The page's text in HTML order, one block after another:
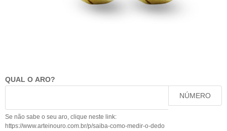
QUAL O ARO?
NÚMERO
Se não sabe o seu aro, clique neste link:
https://www.arteinouro.com.br/p/saiba-como-medir-o-dedo